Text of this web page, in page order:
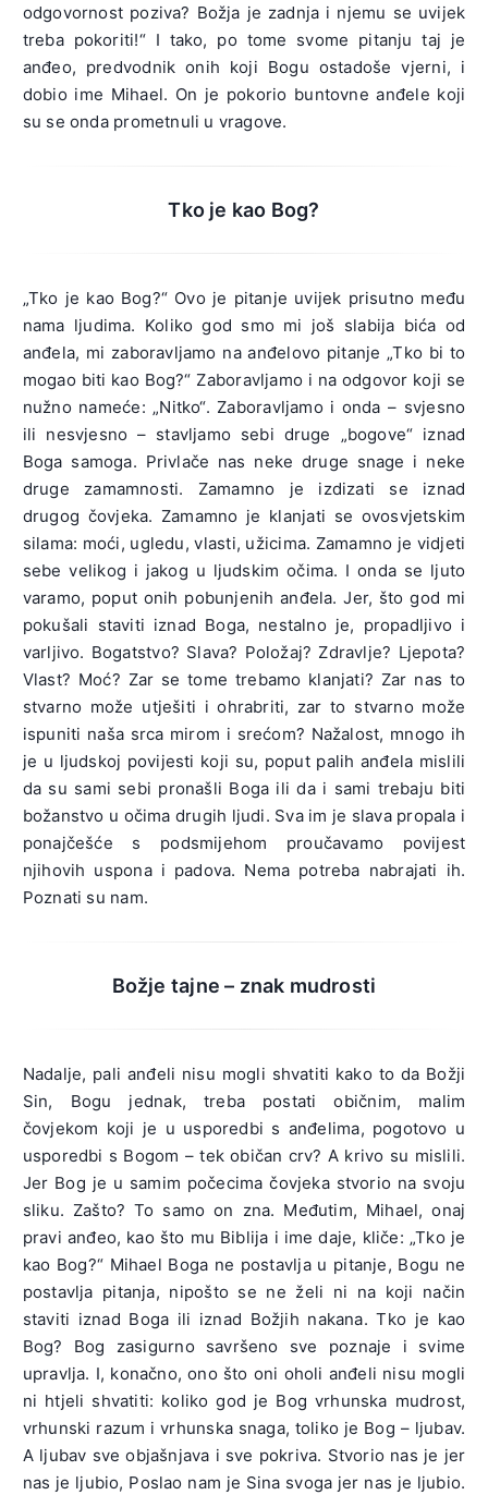
odgovornost poziva? Božja je zadnja i njemu se uvijek
treba pokoriti!“ I tako, po tome svome pitanju taj je
anđeo, predvodnik onih koji Bogu ostadoše vjerni, i
dobio ime Mihael. On je pokorio buntovne anđele koji
su se onda prometnuli u vragove.
Tko je kao Bog?
„Tko je kao Bog?“ Ovo je pitanje uvijek prisutno među
nama ljudima. Koliko god smo mi još slabija bića od
anđela, mi zaboravljamo na anđelovo pitanje „Tko bi to
mogao biti kao Bog?“ Zaboravljamo i na odgovor koji se
nužno nameće: „Nitko“. Zaboravljamo i onda – svjesno
ili nesvjesno – stavljamo sebi druge „bogove“ iznad
Boga samoga. Privlače nas neke druge snage i neke
druge zamamnosti. Zamamno je izdizati se iznad
drugog čovjeka. Zamamno je klanjati se ovosvjetskim
silama: moći, ugledu, vlasti, užicima. Zamamno je vidjeti
sebe velikog i jakog u ljudskim očima. I onda se ljuto
varamo, poput onih pobunjenih anđela. Jer, što god mi
pokušali staviti iznad Boga, nestalno je, propadljivo i
varljivo. Bogatstvo? Slava? Položaj? Zdravlje? Ljepota?
Vlast? Moć? Zar se tome trebamo klanjati? Zar nas to
stvarno može utješiti i ohrabriti, zar to stvarno može
ispuniti naša srca mirom i srećom? Nažalost, mnogo ih
je u ljudskoj povijesti koji su, poput palih anđela mislili
da su sami sebi pronašli Boga ili da i sami trebaju biti
božanstvo u očima drugih ljudi. Sva im je slava propala i
ponajčešće s podsmijehom proučavamo povijest
njihovih uspona i padova. Nema potreba nabrajati ih.
Poznati su nam.
Božje tajne – znak mudrosti
Nadalje, pali anđeli nisu mogli shvatiti kako to da Božji
Sin, Bogu jednak, treba postati običnim, malim
čovjekom koji je u usporedbi s anđelima, pogotovo u
usporedbi s Bogom – tek običan crv? A krivo su mislili.
Jer Bog je u samim počecima čovjeka stvorio na svoju
sliku. Zašto? To samo on zna. Međutim, Mihael, onaj
pravi anđeo, kao što mu Biblija i ime daje, kliče: „Tko je
kao Bog?“ Mihael Boga ne postavlja u pitanje, Bogu ne
postavlja pitanja, nipošto se ne želi ni na koji način
staviti iznad Boga ili iznad Božjih nakana. Tko je kao
Bog? Bog zasigurno savršeno sve poznaje i svime
upravlja. I, konačno, ono što oni oholi anđeli nisu mogli
ni htjeli shvatiti: koliko god je Bog vrhunska mudrost,
vrhunski razum i vrhunska snaga, toliko je Bog – ljubav.
A ljubav sve objašnjava i sve pokriva. Stvorio nas je jer
nas je ljubio, Poslao nam je Sina svoga jer nas je ljubio.